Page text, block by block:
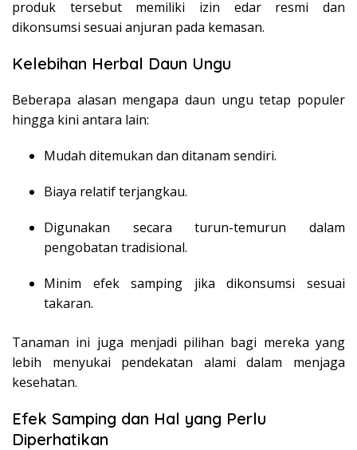
produk tersebut memiliki izin edar resmi dan
dikonsumsi sesuai anjuran pada kemasan.
Kelebihan Herbal Daun Ungu
Beberapa alasan mengapa daun ungu tetap populer
hingga kini antara lain:
Mudah ditemukan dan ditanam sendiri.
Biaya relatif terjangkau.
Digunakan secara turun-temurun dalam
pengobatan tradisional.
Minim efek samping jika dikonsumsi sesuai
takaran.
Tanaman ini juga menjadi pilihan bagi mereka yang
lebih menyukai pendekatan alami dalam menjaga
kesehatan.
Efek Samping dan Hal yang Perlu
Diperhatikan